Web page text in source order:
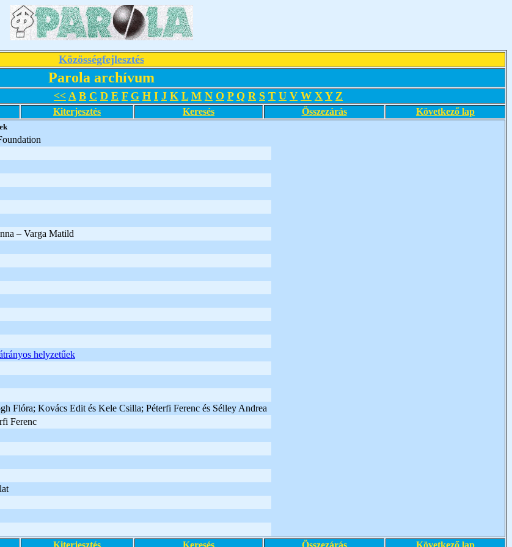
Közösségfejlesztés
Parola archívum
<< A B C D E F G H I J K L M N O P Q R S T U V W X Y Z
Kiterjesztés Keresés Összezárás Következő lap
– Varga Matild
helyzetűek
Flóra; Kovács Edit és Kele Csilla; Péterfi Ferenc és Sélley Andrea
Ferenc
Kiterjesztés Keresés Összezárás Következő lap